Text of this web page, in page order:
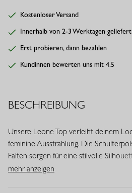
Kostenloser Versand
Innerhalb von 2-3 Werktagen geliefert
Erst probieren, dann bezahlen
Kundinnen bewerten uns mit 4.5
BESCHREIBUNG
Unsere Leone Top verleiht deinem
feminine Ausstrahlung. Die
Falten sorgen für eine stilvolle
der Farbe Schwarz bildet dieses Modell
mehr anzeigen